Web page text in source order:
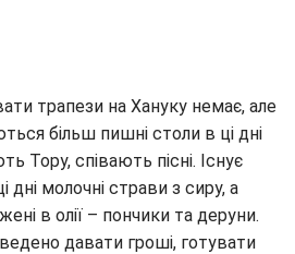
трапези на Хануку немає, але
більш пишні столи в ці дні
Тору, співають пісні. Існує
дні молочні страви з сиру, а
в олії – пончики та деруни.
давати гроші, готувати